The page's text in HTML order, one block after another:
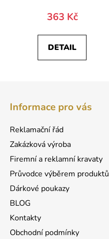
363 Kč
DETAIL
Informace pro vás
Reklamační řád
Zakázková výroba
Firemní a reklamní kravaty
Průvodce výběrem produktů
Dárkové poukazy
BLOG
Kontakty
Obchodní podmínky